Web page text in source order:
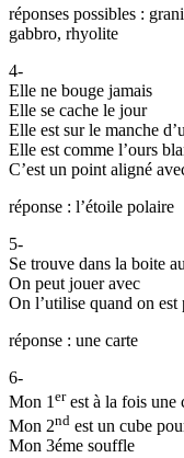
réponses possibles :
gabbro, rhyolite
4-
Elle ne bouge jamais
Elle se cache le jour
Elle est sur le manche
Elle est comme l’ours
C’est un point aligné
réponse : l’étoile polaire
5-
Se trouve dans la boite
On peut jouer avec
On l’utilise quand on est
réponse : une carte
6-
Mon 1 erest à la fois une
Mon 2nd est un cube
Mon 3éme souffle